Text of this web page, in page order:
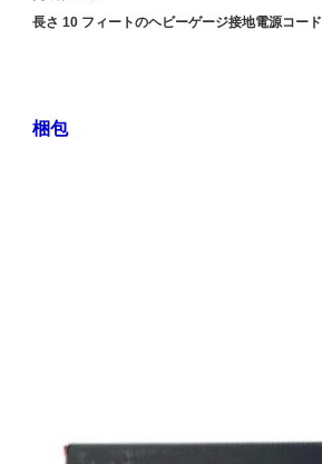
長さ 10 フィートのヘビーゲージ接地電源コード
梱包